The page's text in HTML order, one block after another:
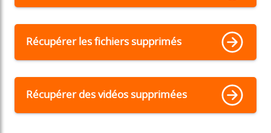
Récupérer les fichiers supprimés
Récupérer des vidéos supprimées